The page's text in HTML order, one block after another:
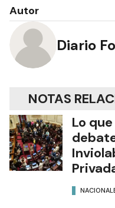
Autor
Diario
NOTAS
Lo